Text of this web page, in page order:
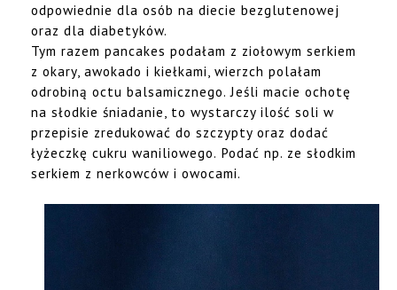
odpowiednie dla osób na diecie bezglutenowej
oraz dla diabetyków.
Tym razem pancakes podałam z ziołowym serkiem
z okary, awokado i kiełkami, wierzch polałam
odrobiną octu balsamicznego. Jeśli macie ochotę
na słodkie śniadanie, to wystarczy ilość soli w
przepisie zredukować do szczypty oraz dodać
łyżeczkę cukru waniliowego. Podać np. ze słodkim
serkiem z nerkowców i owocami.